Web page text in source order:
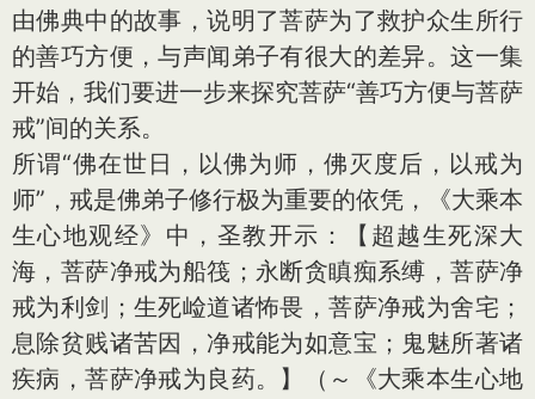
由佛典中的故事，说明了菩萨为了救护众生所行
的善巧方便，与声闻弟子有很大的差异。这一集
开始，我们要进一步来探究菩萨“善巧方便与菩萨
戒”间的关系。
所谓“佛在世日，以佛为师，佛灭度后，以戒为
师”，戒是佛弟子修行极为重要的依凭，《大乘本
生心地观经》中，圣教开示：【超越生死深大
海，菩萨净戒为船筏；永断贪瞋痴系缚，菩萨净
戒为利剑；生死崄道诸怖畏，菩萨净戒为舍宅；
息除贫贱诸苦因，净戒能为如意宝；鬼魅所著诸
疾病，菩萨净戒为良药。】（～《大乘本生心地